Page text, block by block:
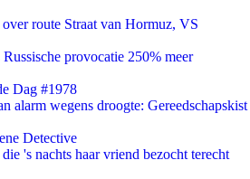
route Straat van Hormuz, VS
provocatie 250% meer
Dag #1978
alarm wegens droogte: Gereedschapskist
Detective
's nachts haar vriend bezocht terecht